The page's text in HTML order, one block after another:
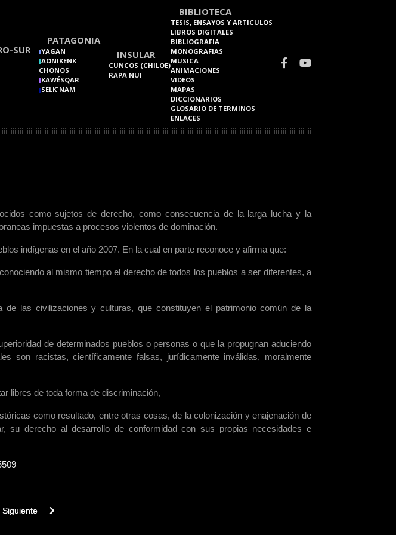
SUR
PATAGONIA
YAGAN
AONIKENK
CHONOS
KAWÉSQAR
SELK´NAM
INSULAR
CUNCOS (CHILOE)
RAPA NUI
BIBLIOTECA
TESIS, ENSAYOS Y ARTICULOS
LIBROS DIGITALES
BIBLIOGRAFIA
MONOGRAFIAS
MUSICA
ANIMACIONES
VIDEOS
MAPAS
DICCIONARIOS
GLOSARIO DE TERMINOS
ENLACES
como sujetos de derecho, como consecuencia de la larga lucha y la
impuestas a procesos violentos de dominación.
indígenas en el año 2007. En la cual en parte reconoce y afirma que:
al mismo tiempo el derecho de todos los pueblos a ser diferentes, a
las civilizaciones y culturas, que constituyen el patrimonio común de la
de determinados pueblos o personas o que la propugnan aduciendo
son racistas, científicamente falsas, jurídicamente inválidas, moralmente
libres de toda forma de discriminación,
como resultado, entre otras cosas, de la colonización y enajenación de
derecho al desarrollo de conformidad con sus propias necesidades e
Indígenas en el Chile Actual
Next article: Orígenes
Siguiente